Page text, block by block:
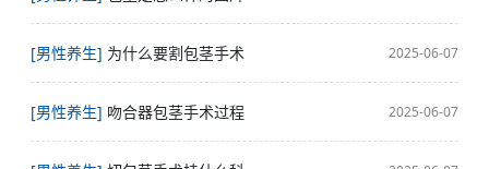
[男性养生] 为什么要割包茎手术 2025-06-07
[男性养生] 吻合器包茎手术过程 2025-06-07